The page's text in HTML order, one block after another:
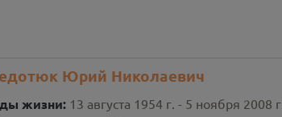
Юрий Николаевич
жизни: 13 августа 1954 г. - 5 ноября 2008 г.